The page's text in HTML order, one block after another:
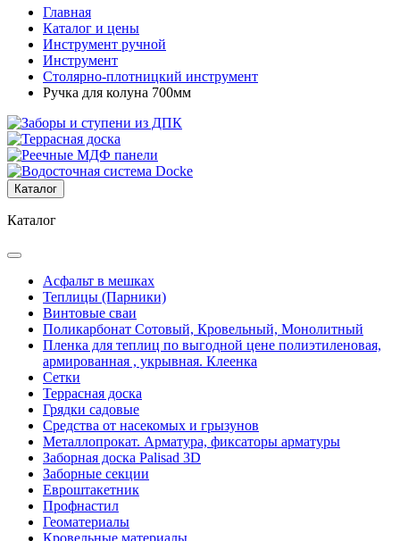
Главная
Каталог и цены
Инструмент ручной
Инструмент
Столярно-плотницкий инструмент
Ручка для колуна 700мм
Каталог
Каталог
Асфальт в мешках
Теплицы (Парники)
Винтовые сваи
Поликарбонат Сотовый, Кровельный, Монолитный
Пленка для теплиц по выгодной цене полиэтиленовая,
армированная , укрывная. Клеенка
Сетки
Террасная доска
Грядки садовые
Средства от насекомых и грызунов
Металлопрокат. Арматура, фиксаторы арматуры
Заборная доска Palisad 3D
Заборные секции
Евроштакетник
Профнастил
Геоматериалы
Кровельные материалы